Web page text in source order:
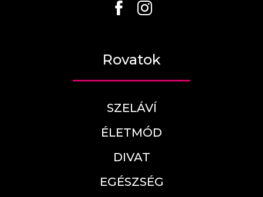
Rovatok
SZELÁVÍ
ÉLETMÓD
DIVAT
EGÉSZSÉG